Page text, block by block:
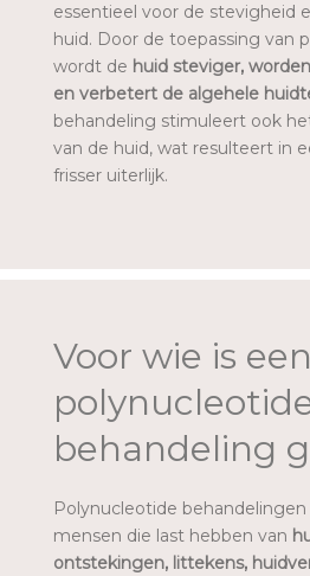
essentieel voor de stevigheid
huid. Door de toepassing van
wordt de huid steviger,
en verbetert de algehele
behandeling stimuleert ook
van de huid, wat resulteert in
frisser uiterlijk.
Voor wie is een
behandeling
Polynucleotide behandelingen
mensen die last hebben van
ontstekingen, littekens,